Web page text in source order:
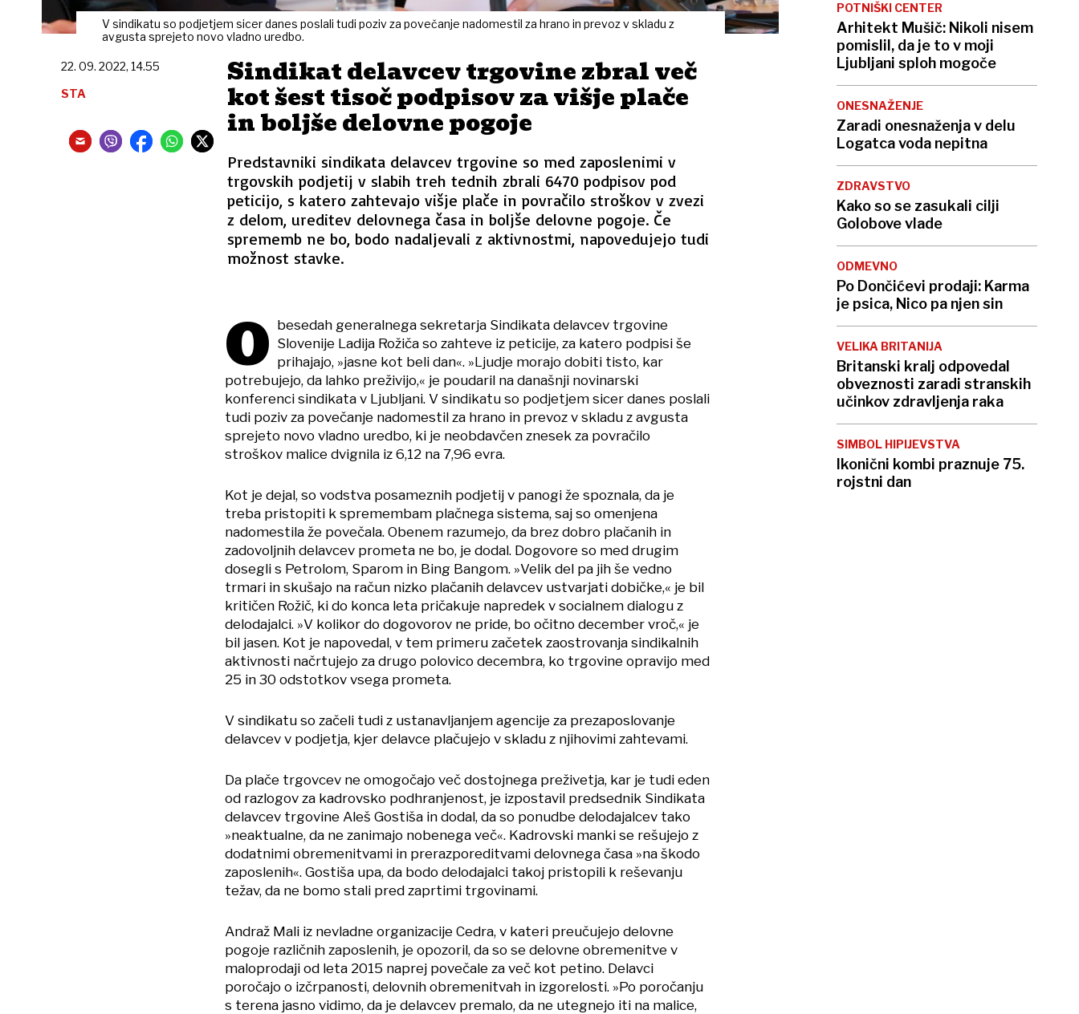
V sindikatu so podjetjem sicer danes poslali tudi poziv za povečanje nadomestil za hrano in prevoz v skladu z
avgusta sprejeto novo vladno uredbo.
Sindikat delavcev trgovine zbral več
kot šest tisoč podpisov za višje plače
in boljše delovne pogoje
Predstavniki sindikata delavcev trgovine so med zaposlenimi v
trgovskih podjetij v slabih treh tednih zbrali 6470 podpisov pod
peticijo, s katero zahtevajo višje plače in povračilo stroškov v zvezi
z delom, ureditev delovnega časa in boljše delovne pogoje. Če
sprememb ne bo, bodo nadaljevali z aktivnostmi, napovedujejo tudi
možnost stavke.
22. 09. 2022, 14.55
STA
O besedah generalnega sekretarja Sindikata delavcev trgovine
Slovenije Ladija Rožiča so zahteve iz peticije, za katero podpisi še
prihajajo, »jasne kot beli dan«. »Ljudje morajo dobiti tisto, kar
potrebujejo, da lahko preživijo,« je poudaril na današnji novinarski
konferenci sindikata v Ljubljani. V sindikatu so podjetjem sicer danes poslali
tudi poziv za povečanje nadomestil za hrano in prevoz v skladu z avgusta
sprejeto novo vladno uredbo, ki je neobdavčen znesek za povračilo
stroškov malice dvignila iz 6,12 na 7,96 evra.
Kot je dejal, so vodstva posameznih podjetij v panogi že spoznala, da je
treba pristopiti k spremembam plačnega sistema, saj so omenjena
nadomestila že povečala. Obenem razumejo, da brez dobro plačanih in
zadovoljnih delavcev prometa ne bo, je dodal. Dogovore so med drugim
dosegli s Petrolom, Sparom in Bing Bangom. »Velik del pa jih še vedno
trmari in skušajo na račun nizko plačanih delavcev ustvarjati dobičke,« je bil
kritičen Rožič, ki do konca leta pričakuje napredek v socialnem dialogu z
delodajalci. »V kolikor do dogovorov ne pride, bo očitno december vroč,« je
bil jasen. Kot je napovedal, v tem primeru začetek zaostrovanja sindikalnih
aktivnosti načrtujejo za drugo polovico decembra, ko trgovine opravijo med
25 in 30 odstotkov vsega prometa.
V sindikatu so začeli tudi z ustanavljanjem agencije za prezaposlovanje
delavcev v podjetja, kjer delavce plačujejo v skladu z njihovimi zahtevami.
Da plače trgovcev ne omogočajo več dostojnega preživetja, kar je tudi eden
od razlogov za kadrovsko podhranjenost, je izpostavil predsednik Sindikata
delavcev trgovine Aleš Gostiša in dodal, da so ponudbe delodajalcev tako
»neaktualne, da ne zanimajo nobenega več«. Kadrovski manki se rešujejo z
dodatnimi obremenitvami in prerazporeditvami delovnega časa »na škodo
zaposlenih«. Gostiša upa, da bodo delodajalci takoj pristopili k reševanju
težav, da ne bomo stali pred zaprtimi trgovinami.
Andraž Mali iz nevladne organizacije Cedra, v kateri preučujejo delovne
pogoje različnih zaposlenih, je opozoril, da so se delovne obremenitve v
maloprodaji od leta 2015 naprej povečale za več kot petino. Delavci
poročajo o izčrpanosti, delovnih obremenitvah in izgorelosti. »Po poročanju
s terena jasno vidimo, da je delavcev premalo, da ne utegnejo iti na malice,
POTNIŠKI CENTER
Arhitekt Mušič: Nikoli nisem
pomislil, da je to v moji
Ljubljani sploh mogoče
ONESNAŽENJE
Zaradi onesnaženja v delu
Logatca voda nepitna
ZDRAVSTVO
Kako so se zasukali cilji
Golobove vlade
ODMEVNO
Po Dončićevi prodaji: Karma
je psica, Nico pa njen sin
VELIKA BRITANIJA
Britanski kralj odpovedal
obveznosti zaradi stranskih
učinkov zdravljenja raka
SIMBOL HIPIJEVSTVA
Ikonični kombi praznuje 75.
rojstni dan